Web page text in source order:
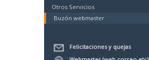
Otros Servicios
Buzón webmaster
Felicitaciones y quejas